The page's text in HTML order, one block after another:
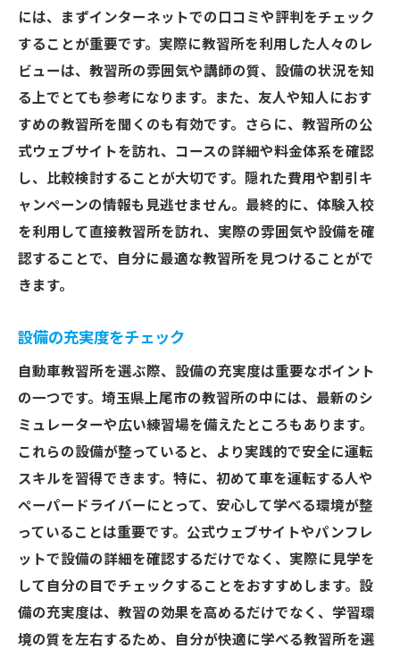
には、まずインターネットでの口コミや評判をチェック
することが重要です。実際に教習所を利用した人々のレ
ビューは、教習所の雰囲気や講師の質、設備の状況を知
る上でとても参考になります。また、友人や知人におす
すめの教習所を聞くのも有効です。さらに、教習所の公
式ウェブサイトを訪れ、コースの詳細や料金体系を確認
し、比較検討することが大切です。隠れた費用や割引キ
ャンペーンの情報も見逃せません。最終的に、体験入校
を利用して直接教習所を訪れ、実際の雰囲気や設備を確
認することで、自分に最適な教習所を見つけることがで
きます。
設備の充実度をチェック
自動車教習所を選ぶ際、設備の充実度は重要なポイント
の一つです。埼玉県上尾市の教習所の中には、最新のシ
ミュレーターや広い練習場を備えたところもあります。
これらの設備が整っていると、より実践的で安全に運転
スキルを習得できます。特に、初めて車を運転する人や
ペーパードライバーにとって、安心して学べる環境が整
っていることは重要です。公式ウェブサイトやパンフレ
ットで設備の詳細を確認するだけでなく、実際に見学を
して自分の目でチェックすることをおすすめします。設
備の充実度は、教習の効果を高めるだけでなく、学習環
境の質を左右するため、自分が快適に学べる教習所を選